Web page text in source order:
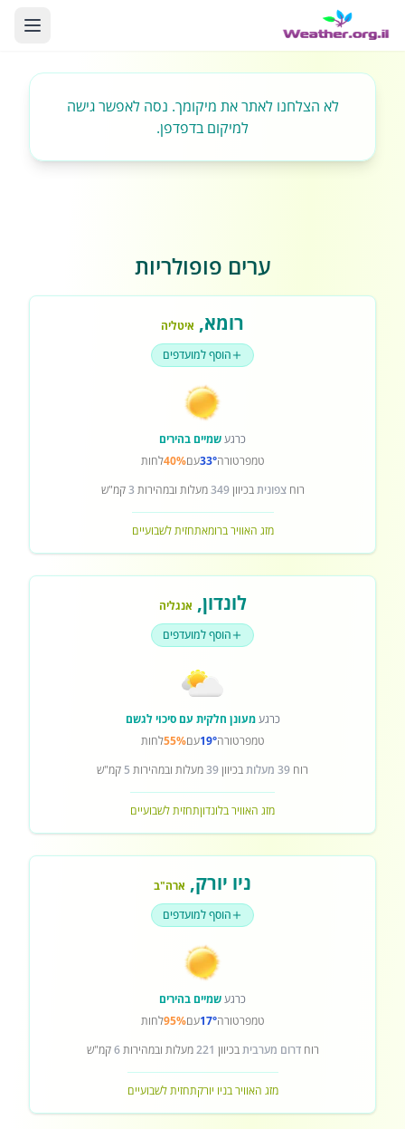
לא הצלחנו לאתר את מיקומך. נסה לאפשר גישה
למיקום בדפדפן.
ערים פופולריות
רומא, איטליה
הוסף למועדפים
כרגעשמיים בהירים
טמפרטורה33°עם40%לחות
רוחצפוניתבכיוון349מעלות ובמהירות 3קמ"ש
מזג האוויר ברומאתחזית לשבועיים
לונדון, אנגליה
הוסף למועדפים
כרגעמעונן חלקית עם סיכוי לגשם
טמפרטורה19°עם55%לחות
רוח 39 מעלות בכיוון39מעלות ובמהירות 5 קמ"ש
מזג האוויר בלונדוןתחזית לשבועיים
ניו יורק, ארה"ב
הוסף למועדפים
כרגעשמיים בהירים
טמפרטורה17°עם95%לחות
רוחדרום מערביתבכיוון 221מעלות ובמהירות6קמ"ש
מזג האוויר בניו יורקתחזית לשבועיים